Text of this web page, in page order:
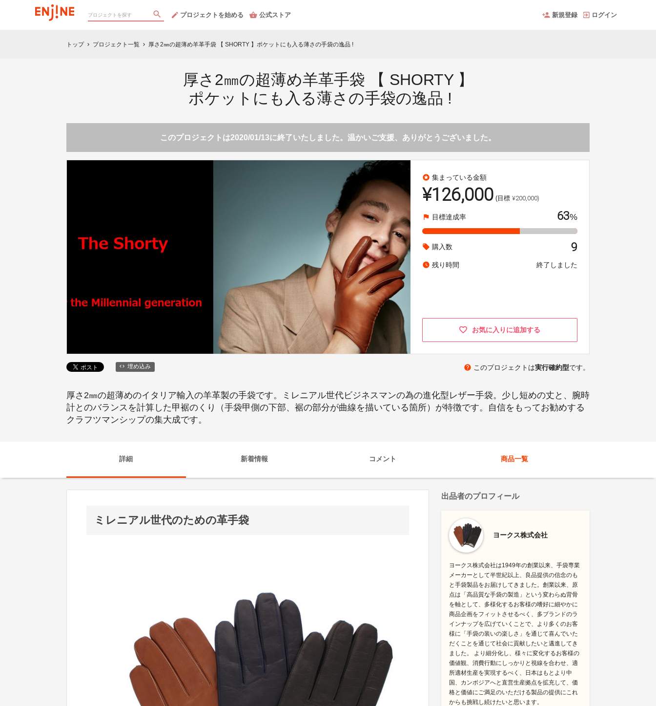
プロジェクトを始める 公式ストア 新規登録 ログイン
トップ chevron_right プロジェクト一覧 chevron_right 厚さ2㎜の超薄め羊革手袋 【 SHORTY 】ポケットにも入る薄さの手袋の逸品 !
厚さ2㎜の超薄め羊革手袋 【 SHORTY 】
ポケットにも入る薄さの手袋の逸品 !
このプロジェクトは2020/01/13に終了いたしました。温かいご支援、ありがとうございました。
stars 集まっている金額
¥126,000 (目標 ¥200,000)
flag 目標達成率 63%
local_offer 購入数 9
watch_later 残り時間 終了しました
お気に入りに追加する
埋め込み help このプロジェクトは実行確約型です。
厚さ2㎜の超薄めのイタリア輸入の羊革製の手袋です。ミレニアル世代ビジネスマンの為の進化型レザー手袋。少し短めの丈と、腕時
計とのバランスを計算した甲裾のくり（手袋甲側の下部、裾の部分が曲線を描いている箇所）が特徴です。自信をもってお勧めする
クラフツマンシップの集大成です。
詳細 新着情報 コメント 商品一覧
ミレニアル世代のための革手袋
出品者のプロフィール
ヨークス株式会社
ヨークス株式会社は1949年の創業以来、手袋専業
メーカーとして半世紀以上、良品提供の信念のも
と手袋製品をお届けしてきました。創業以来、原
点は「高品質な手袋の製造」という変わらぬ背骨
を軸として、多様化するお客様の嗜好に細やかに
商品企画をフィットさせるべく、多ブランドのラ
インナップを広げていくことで、より多くのお客
様に「手袋の装いの楽しさ」を通じて喜んでいた
だくことを通じて社会に貢献したいと邁進してき
ました。 より細分化し、様々に変化するお客様の
価値観、消費行動にしっかりと視線を合わせ、適
所適材生産を実現するべく、日本はもとより中
国、カンボジアへと直営生産拠点を拡充して、価
格と価値にご満足のいただける製品の提供にこれ
からも挑戦し続けたいと思います。